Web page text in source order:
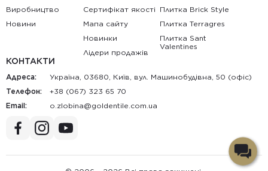
Виробництво
Новини
Сертифікат якості
Мапа сайту
Новинки
Лідери продажів
Плитка Brick Style
Плитка Terragres
Плитка Sant
Valentines
КОНТАКТИ
Адреса:
Україна, 03680, Київ, вул. Машинобудівна, 50 (офіс)
Телефон:
+38 (067) 323 65 70
Email:
au.moc.elitnedlog@anibolz.o